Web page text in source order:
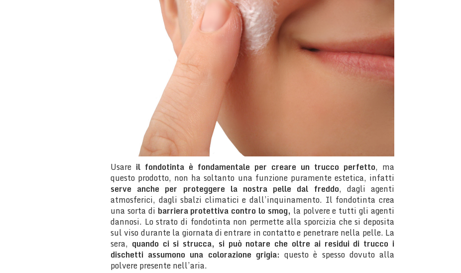
Usare il fondotinta è fondamentale per creare un trucco perfetto, ma
questo prodotto, non ha soltanto una funzione puramente estetica, infatti
serve anche per proteggere la nostra pelle dal freddo, dagli agenti
atmosferici, dagli sbalzi climatici e dall’inquinamento. Il fondotinta crea
una sorta di barriera protettiva contro lo smog, la polvere e tutti gli agenti
dannosi. Lo strato di fondotinta non permette alla sporcizia che si deposita
sul viso durante la giornata di entrare in contatto e penetrare nella pelle. La
sera, quando ci si strucca, si può notare che oltre ai residui di trucco i
dischetti assumono una colorazione grigia: questo è spesso dovuto alla
polvere presente nell’aria.